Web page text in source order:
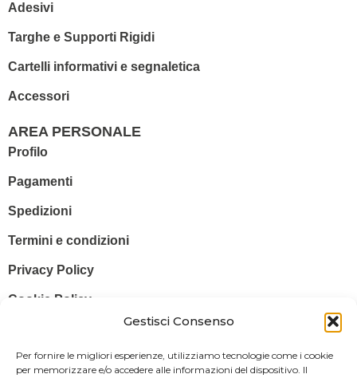
Gestisci Consenso
Per fornire le migliori esperienze, utilizziamo tecnologie come i cookie
per memorizzare e/o accedere alle informazioni del dispositivo. Il
Adesivi
Targhe e Supporti Rigidi
Cartelli informativi e segnaletica
Accessori
AREA PERSONALE
Profilo
Pagamenti
Spedizioni
Termini e condizioni
Privacy Policy
Cookie Policy
Legale: Via Silvio Pellico, 43 97015 MODICA (RG) – P. IVA: IT